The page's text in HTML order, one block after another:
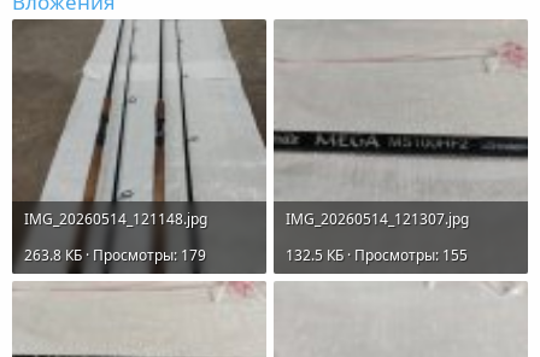
IMG_20260514_121148.jpg
263.8 КБ · Просмотры: 179
IMG_20260514_121307.jpg
132.5 КБ · Просмотры: 155